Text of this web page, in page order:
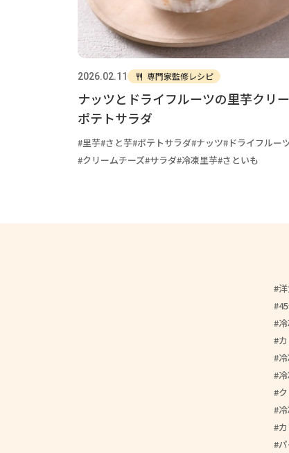
2026.02.11 専門家監修レシピ
ナッツとドライフルーツの里芋クリ
ポテトサラダ
里芋 さと芋 ポテトサラダ ナッツ ドライフルー
クリームチーズ サラダ 冷凍里芋 さといも